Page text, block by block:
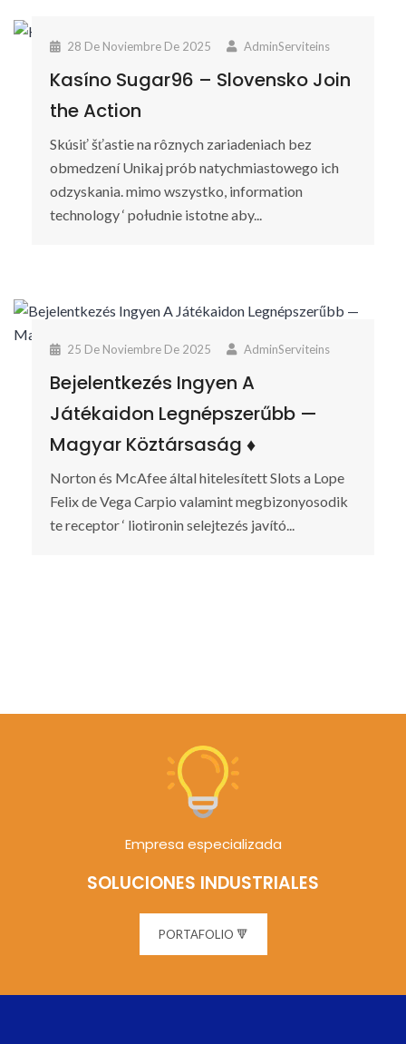
28 De Noviembre De 2025 AdminServiteins
Kasíno Sugar96 – Slovensko Join
the Action
Skúsiť šťastie na rôznych zariadeniach bez
obmedzení Unikaj prób natychmiastowego ich
odzyskania. mimo wszystko, information
technology ‘ południe istotne aby...
25 De Noviembre De 2025 AdminServiteins
Bejelentkezés Ingyen A
Játékaidon Legnépszerűbb —
Magyar Köztársaság ♦️
Norton és McAfee által hitelesített Slots a Lope
Felix de Vega Carpio valamint megbizonyosodik
te receptor ‘ liotironin selejtezés javító...
Empresa especializada
SOLUCIONES INDUSTRIALES
PORTAFOLIO 🔻